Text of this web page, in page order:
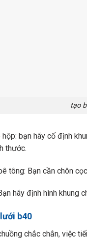
tạo
bạn hãy cố định
thước.
tông: Bạn cần chôn
hãy định hình khung
b40
chắc chắn, việc